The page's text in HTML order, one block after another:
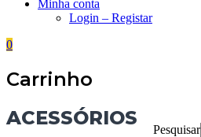
Minha conta
Login – Registar
0
Carrinho
Pesquisar
ACESSÓRIOS